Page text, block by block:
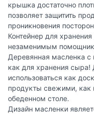
крышка достаточно
позволяет защитить
проникновения
Контейнер для
незаменимым
Деревянная масленка
как для хранения
использоваться как
продукты свежими, как
обеденном столе.
Дизайн масленки